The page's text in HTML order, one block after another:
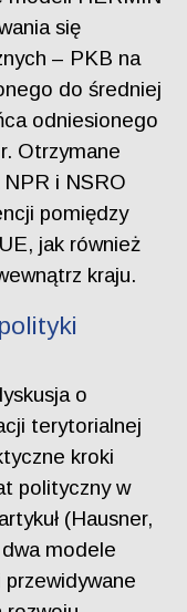
się
– PKB na
do średniej
odniesionego
Otrzymane
NPR i NSRO
pomiędzy
jak również
kraju.
o
terytorialnej
kroki
polityczny w
(Hausner,
modele